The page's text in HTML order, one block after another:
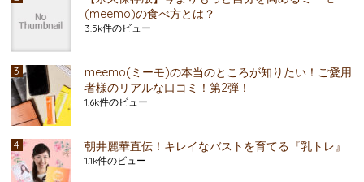
(meemo)の食べ方とは？
3.5k件のビュー
meemo(ミーモ)の本当のところが知りたい！ご愛用
者様のリアルな口コミ！第2弾！
1.6k件のビュー
朝井麗華直伝！キレイなバストを育てる『乳トレ』
1.1k件のビュー